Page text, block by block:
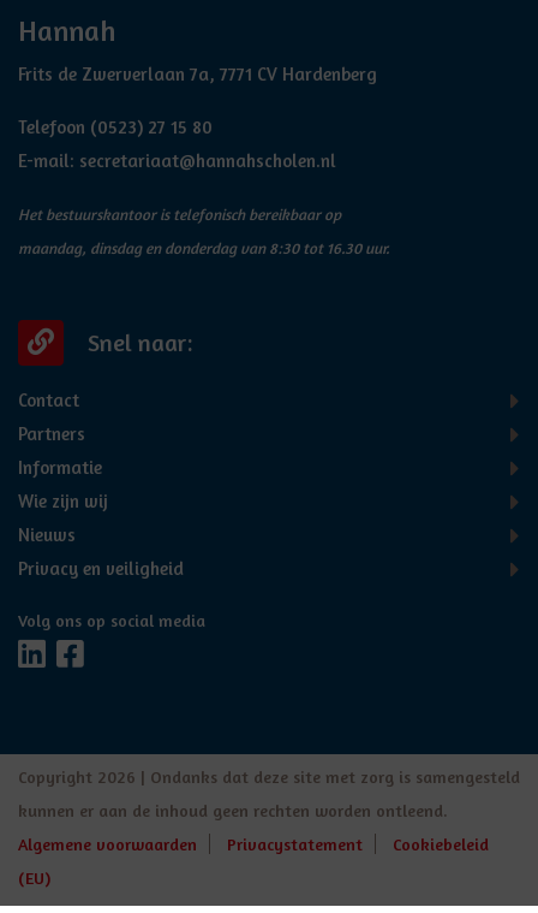
Hannah
Frits de Zwerverlaan 7a, 7771 CV Hardenberg
Telefoon (0523) 27 15 80
E-mail: secretariaat@hannahscholen.nl
Het bestuurskantoor is telefonisch bereikbaar op
maandag, dinsdag en donderdag van 8:30 tot 16.30 uur.
Snel naar:
Contact
Partners
Informatie
Wie zijn wij
Nieuws
Privacy en veiligheid
Volg ons op social media
Copyright 2026 | Ondanks dat deze site met zorg is samengesteld
kunnen er aan de inhoud geen rechten worden ontleend.
Algemene voorwaarden
Privacystatement
Cookiebeleid
(EU)